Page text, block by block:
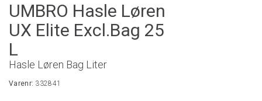
UMBRO Hasle Løren
UX Elite Excl.Bag 25
L
Hasle Løren Bag Liter
Varenr: 332841